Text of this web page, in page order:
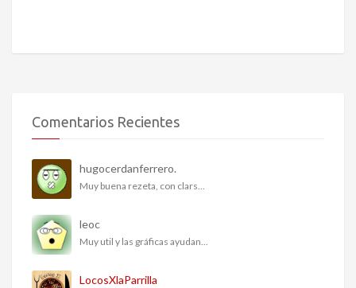
Comentarios Recientes
hugocerdanferrero.
Muy buena rezeta, con clars...
leoc
Muy util y las gráficas ayudan...
LocosXlaParrilla